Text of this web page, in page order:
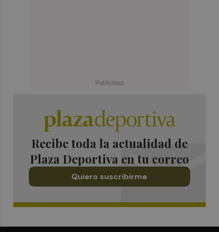
Recibe toda la actualidad de
Plaza Deportiva en tu correo
Quiero suscribirme